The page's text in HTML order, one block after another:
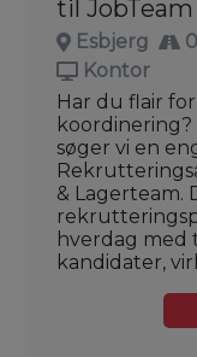
til
Esbjerg
Kontor
Har du flair
koordinering?
søger vi en
& Lagerteam.
hverdag
kandidater,